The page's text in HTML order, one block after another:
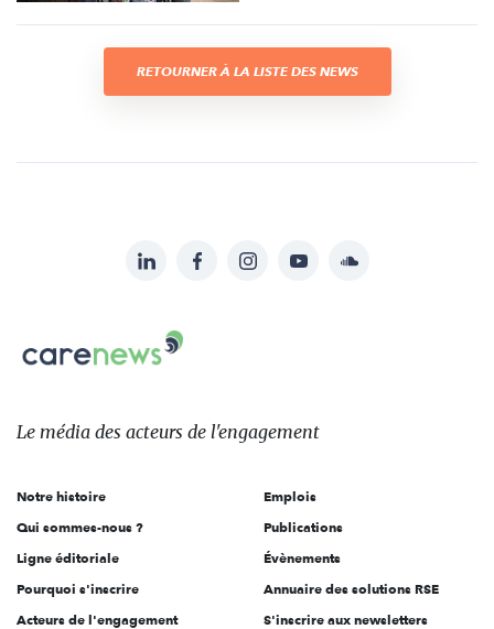
RETOURNER À LA LISTE DES NEWS
sur:
LinkedInFacebookInstagramYouTubeSoundcloud
Le
des
l'engagement
Le média des acteurs de l'engagement
Notre histoire
Qui sommes-nous ?
Ligne éditoriale
Pourquoi s'inscrire
Acteurs de l'engagement
Emplois
Publications
Évènements
Annuaire des solutions RSE
S'inscrire aux newsletters